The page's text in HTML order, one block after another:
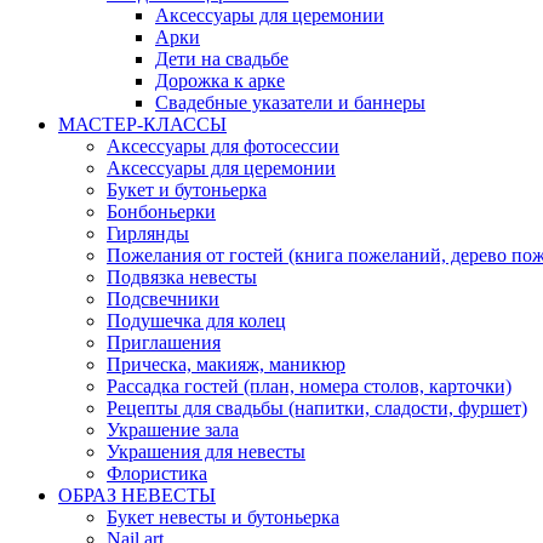
Аксессуары для церемонии
Арки
Дети на свадьбе
Дорожка к арке
Свадебные указатели и баннеры
МАСТЕР-КЛАССЫ
Аксессуары для фотосессии
Аксессуары для церемонии
Букет и бутоньерка
Бонбоньерки
Гирлянды
Пожелания от гостей (книга пожеланий, дерево
Подвязка невесты
Подсвечники
Подушечка для колец
Приглашения
Прическа, макияж, маникюр
Рассадка гостей (план, номера столов, карточки)
Рецепты для свадьбы (напитки, сладости, фуршет)
Украшение зала
Украшения для невесты
Флористика
ОБРАЗ НЕВЕСТЫ
Букет невесты и бутоньерка
Nail art